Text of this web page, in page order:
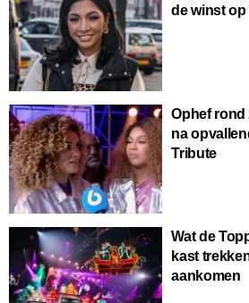
de winst op
Ophef rond
na
Tribute
Wat de
kast
aankomen